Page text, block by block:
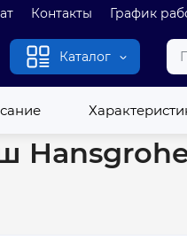
Контакты График
Каталог
Hansgrohe Croma 280 1jet